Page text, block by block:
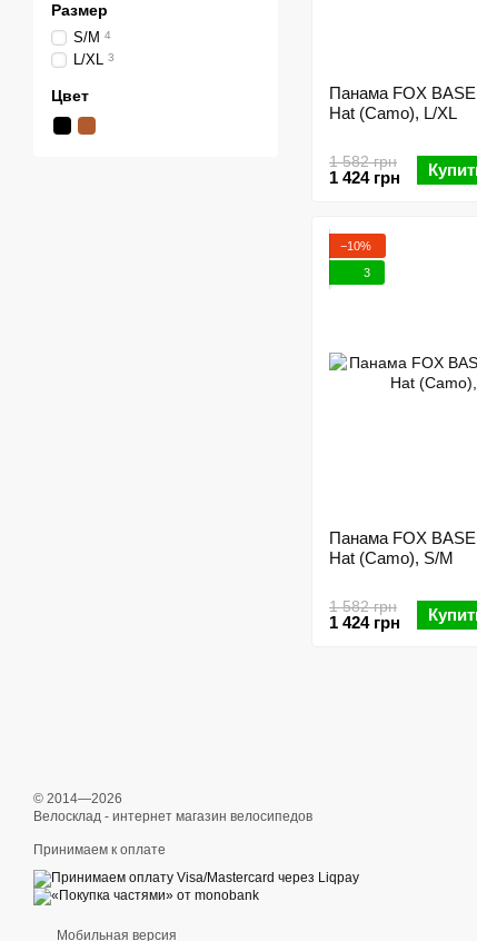
Панама FOX
Hat (Camo), L/XL
1 582 грн
1 424 грн
−10%
3
Панама FOX
Hat (Camo), S/M
1 582 грн
1 424 грн
Размер
S/M 4
L/XL 3
Цвет
© 2014—2026
Велосклад - интернет магазин велосипедов
Принимаем к оплате
Мобильная версия